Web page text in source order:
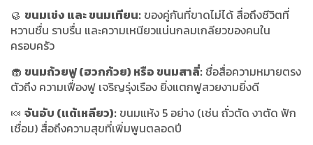
🥮 ขนมเข่ง และ ขนมเทียน: ของคู่กันที่ขาดไม่ได้ สื่อถึงชีวิตที่
หวานชื่น ราบรื่น และความเหนียวแน่นกลมเกลียวของคนใน
ครอบครัว
🧁 ขนมถ้วยฟู (ฮวกก้วย) หรือ ขนมสาลี่: ชื่อสื่อความหมายตรง
ตัวถึง ความเฟื่องฟู เจริญรุ่งเรือง ยิ่งแตกฟูสวยงามยิ่งดี
🍬 จันอับ (แต้เหลียว): ขนมแห้ง 5 อย่าง (เช่น ถั่วตัด งาตัด ฟัก
เชื่อม) สื่อถึงความสุขที่เพิ่มพูนตลอดปี